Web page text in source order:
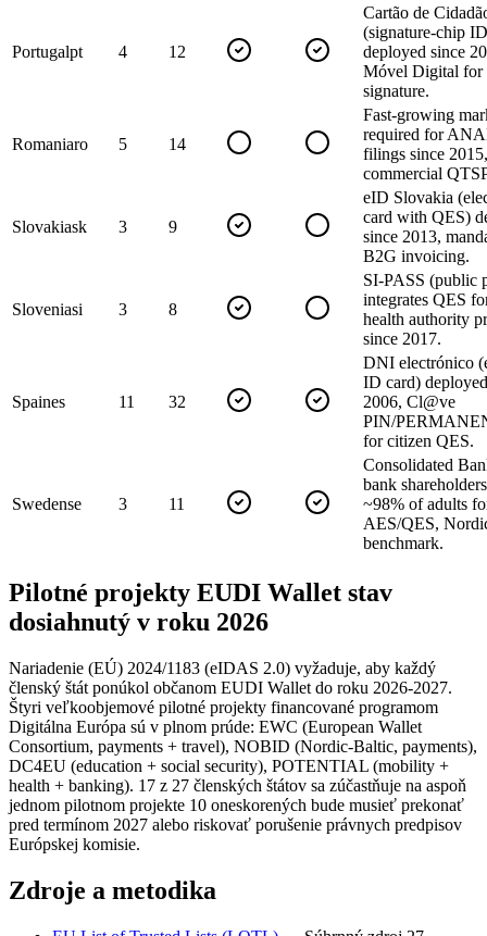
Portugalpt 4 12
Cartão de
(signature-chip
deployed since
Móvel Digital for
signature.
Romaniaro 5 14
Fast-growing
required for
filings since
commercial
Slovakiask 3 9
eID Slovakia
card with QES)
since 2013,
B2G invoicing.
Sloveniasi 3 8
SI-PASS (public
integrates QES
health authority
since 2017.
Spaines 11 32
DNI electrónico
ID card)
2006, Cl@ve
PIN/
for citizen QES.
Swedense 3 11
Consolidated
bank
~98% of adults
AES/QES,
benchmark.
Pilotné projekty EUDI Wallet stav
dosiahnutý v roku 2026
Nariadenie (EÚ) 2024/1183 (eIDAS 2.0) vyžaduje, aby každý
členský štát ponúkol občanom EUDI Wallet do roku 2026-2027.
Štyri veľkoobjemové pilotné projekty financované programom
Digitálna Európa sú v plnom prúde: EWC (European Wallet
Consortium, payments + travel), NOBID (Nordic-Baltic, payments),
DC4EU (education + social security), POTENTIAL (mobility +
health + banking). 17 z 27 členských štátov sa zúčastňuje na aspoň
jednom pilotnom projekte 10 oneskorených bude musieť prekonať
pred termínom 2027 alebo riskovať porušenie právnych predpisov
Európskej komisie.
Zdroje a metodika